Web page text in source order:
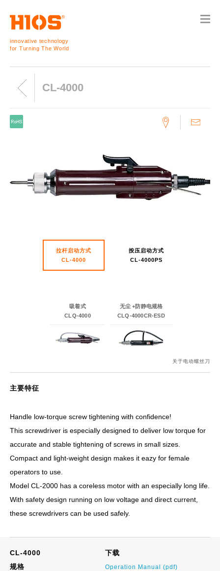
innovative technology
for Turning The World
CL-4000
拉杆启动方式
CL-4000
按压启动方式
CL-4000PS
关于电动螺丝刀
吸着式
CLQ-4000
无尘 +防静电规格
CLQ-4000CR-ESD
主要特征
Handle low-torque screw tightening with confidence!
This screwdriver is especially designed to deliver low torque for
accurate and stable tightening of screws in small sizes.
Compact and light-weight design makes it eazy for female
operators to use.
Model CL-2000 has a coreless motor with an especially long life.
With safety design running on low voltage and direct current,
these screwdrivers can be used safely.
CL-4000
规格
下载
Operation Manual (pdf)